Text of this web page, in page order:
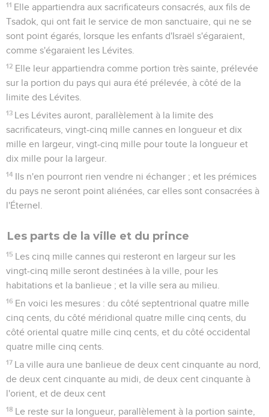
11 Elle appartiendra aux sacrificateurs consacrés, aux fils de
Tsadok, qui ont fait le service de mon sanctuaire, qui ne se
sont point égarés, lorsque les enfants d'Israël s'égaraient,
comme s'égaraient les Lévites.
12 Elle leur appartiendra comme portion très sainte, prélevée
sur la portion du pays qui aura été prélevée, à côté de la
limite des Lévites.
13 Les Lévites auront, parallèlement à la limite des
sacrificateurs, vingt-cinq mille cannes en longueur et dix
mille en largeur, vingt-cinq mille pour toute la longueur et
dix mille pour la largeur.
14 Ils n'en pourront rien vendre ni échanger ; et les prémices
du pays ne seront point aliénées, car elles sont consacrées à
l'Éternel.
Les parts de la ville et du prince
15 Les cinq mille cannes qui resteront en largeur sur les
vingt-cinq mille seront destinées à la ville, pour les
habitations et la banlieue ; et la ville sera au milieu.
16 En voici les mesures : du côté septentrional quatre mille
cinq cents, du côté méridional quatre mille cinq cents, du
côté oriental quatre mille cinq cents, et du côté occidental
quatre mille cinq cents.
17 La ville aura une banlieue de deux cent cinquante au nord,
de deux cent cinquante au midi, de deux cent cinquante à
l'orient, et de deux cent
18 Le reste sur la longueur, parallèlement à la portion sainte,